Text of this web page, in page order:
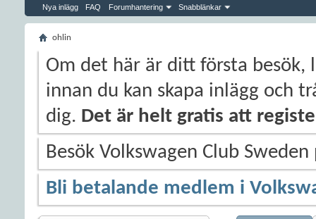
Nya inlägg FAQ Forumhantering Snabblänkar
ohlin
Om det här är ditt första besök,
innan du kan skapa inlägg och
dig. Det är helt gratis att
Besök Volkswagen Club
Bli betalande medlem i